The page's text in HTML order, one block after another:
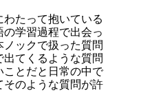
たって抱いている
学習過程で出会っ
ックで扱った質問
てくるような質問
ことだと日常の中で
そのような質問が許